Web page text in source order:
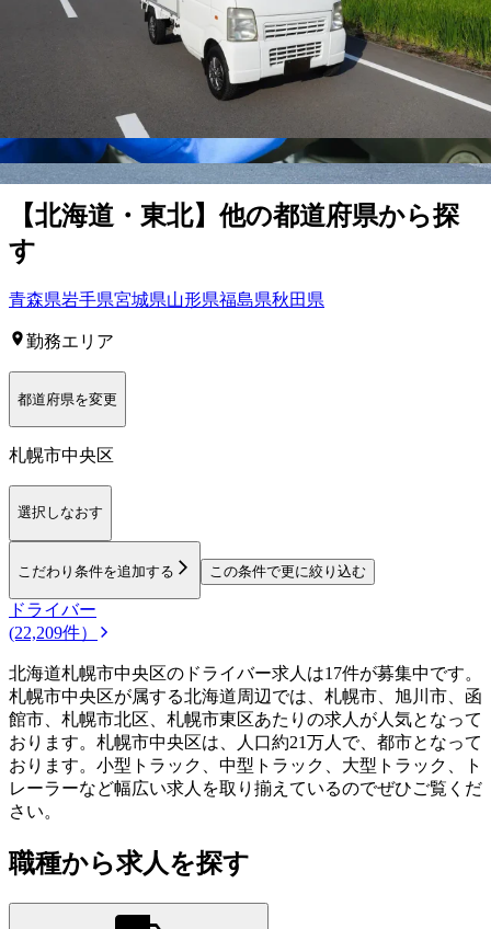
札幌市中央区
の人気条件から探
正社員トラック中型トラック・中型免許大型トラック・大型
免許タクシー長距離トレーラー
【北海道・東北】他の都道府県から探
す
青森県岩手県宮城県山形県福島県秋田県
勤務エリア
都道府県を変更
札幌市中央区
選択しなおす
こだわり条件を追加する この条件で更に絞り込む
ドライバー
(22,209件）
北海道札幌市中央区のドライバー求人は17件が募集中です。
札幌市中央区が属する北海道周辺では、札幌市、旭川市、函
館市、札幌市北区、札幌市東区あたりの求人が人気となって
おります。札幌市中央区は、人口約21万人で、都市となって
おります。小型トラック、中型トラック、大型トラック、ト
レーラーなど幅広い求人を取り揃えているのでぜひご覧くだ
さい。
職種から求人を探す